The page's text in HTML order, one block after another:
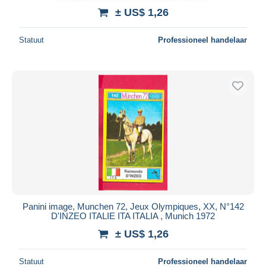
± US$ 1,26
Statuut Professioneel handelaar
Panini image, Munchen 72, Jeux Olympiques, XX, N°142
D'INZEO ITALIE ITA ITALIA , Munich 1972
± US$ 1,26
Statuut Professioneel handelaar